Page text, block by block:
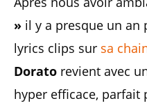
» il y a presque un an
lyrics clips sur sa
Dorato revient avec
hyper efficace,